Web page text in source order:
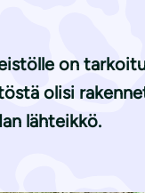
on
olisi
lähteikkö.